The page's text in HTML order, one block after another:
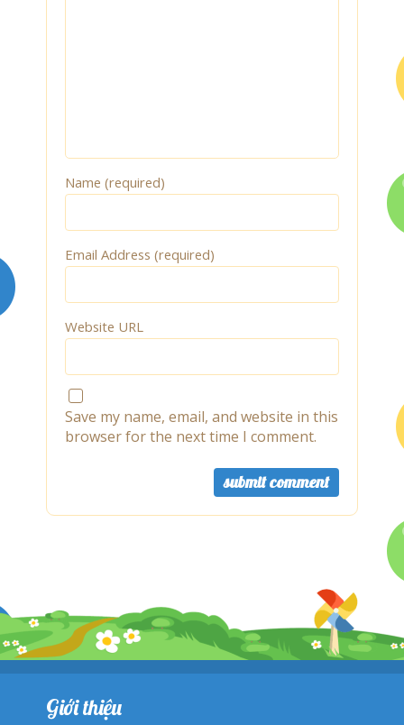
Name (required)
Email Address (required)
Website URL
Save my name, email, and website in this
browser for the next time I comment.
Giới thiệu